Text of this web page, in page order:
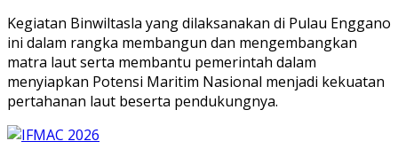
Kegiatan Binwiltasla yang dilaksanakan di Pulau Enggano
ini dalam rangka membangun dan mengembangkan
matra laut serta membantu pemerintah dalam
menyiapkan Potensi Maritim Nasional menjadi kekuatan
pertahanan laut beserta pendukungnya.